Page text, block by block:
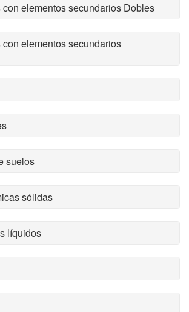
elementos secundarios Dobles
elementos secundarios
suelos
sólidas
líquidos